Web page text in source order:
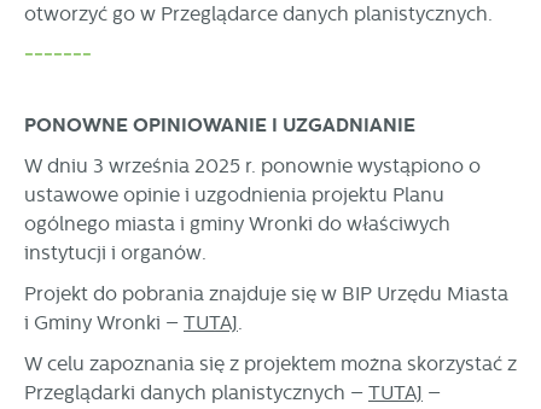
otworzyć go w Przeglądarce danych planistycznych.
-------
PONOWNE OPINIOWANIE I UZGADNIANIE
W dniu 3 września 2025 r. ponownie wystąpiono o
ustawowe opinie i uzgodnienia projektu Planu
ogólnego miasta i gminy Wronki do właściwych
instytucji i organów.
Projekt do pobrania znajduje się w BIP Urzędu Miasta
i Gminy Wronki – TUTAJ.
W celu zapoznania się z projektem można skorzystać z
Przeglądarki danych planistycznych – TUTAJ –